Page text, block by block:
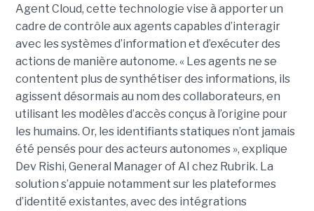
Agent Cloud, cette technologie vise à apporter un
cadre de contrôle aux agents capables d’interagir
avec les systèmes d’information et d’exécuter des
actions de manière autonome. « Les agents ne se
contentent plus de synthétiser des informations, ils
agissent désormais au nom des collaborateurs, en
utilisant les modèles d’accès conçus à l’origine pour
les humains. Or, les identifiants statiques n’ont jamais
été pensés pour des acteurs autonomes », explique
Dev Rishi, General Manager of AI chez Rubrik. La
solution s’appuie notamment sur les plateformes
d’identité existantes, avec des intégrations